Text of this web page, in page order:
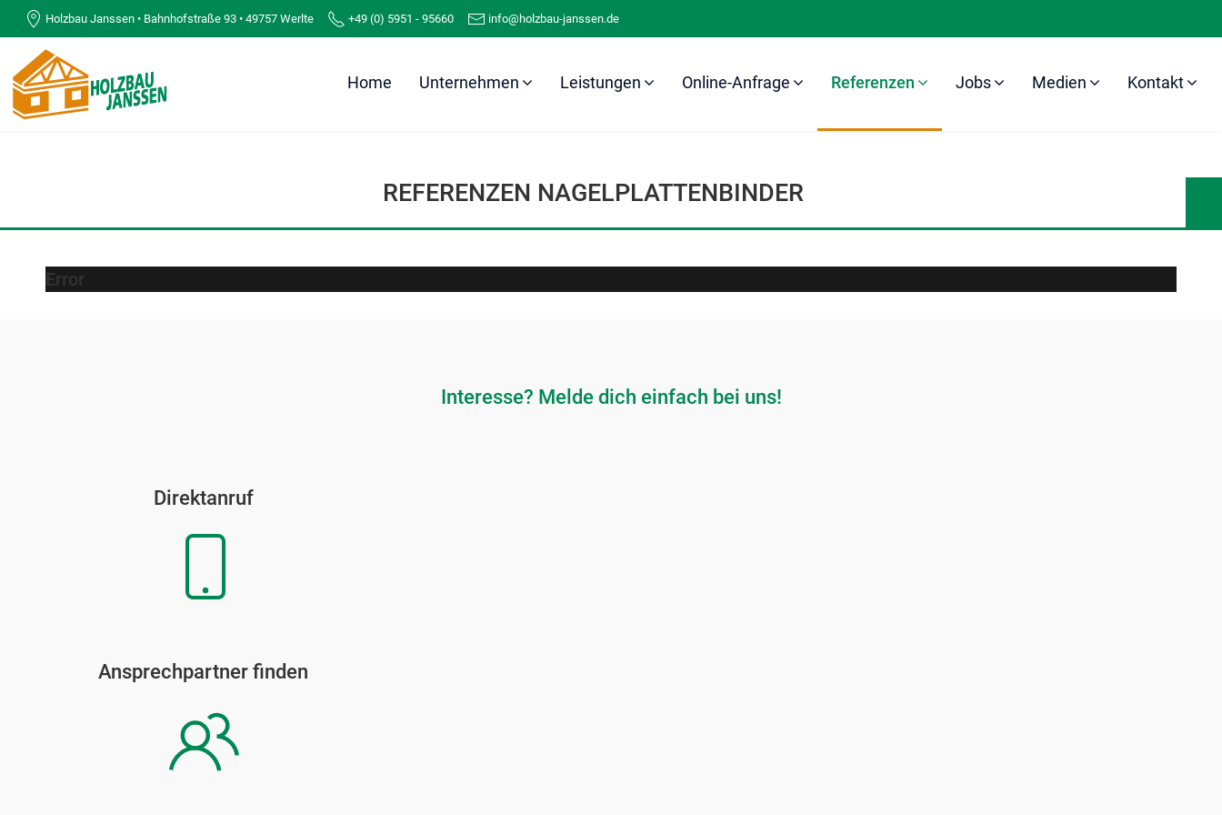
Holzbau Janssen • Bahnhofstraße 93 • 49757 Werlte +49 (0) 5951 - 95660 info@holzbau-janssen.de
Home Unternehmen Leistungen Online-Anfrage Referenzen Jobs Medien Kontakt
REFERENZEN NAGELPLATTENBINDER
Error
Interesse? Melde dich einfach bei uns!
Direktanruf
Ansprechpartner finden